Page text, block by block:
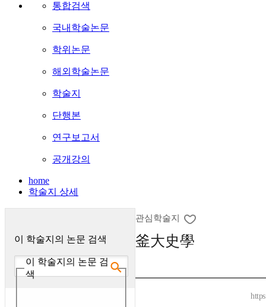
통합검색
국내학술논문
학위논문
해외학술논문
학술지
단행본
연구보고서
공개강의
home
학술지 상세
이 학술지의 논문 검색
이 학술지의 논문 검
색
관심학술지
釜大史學